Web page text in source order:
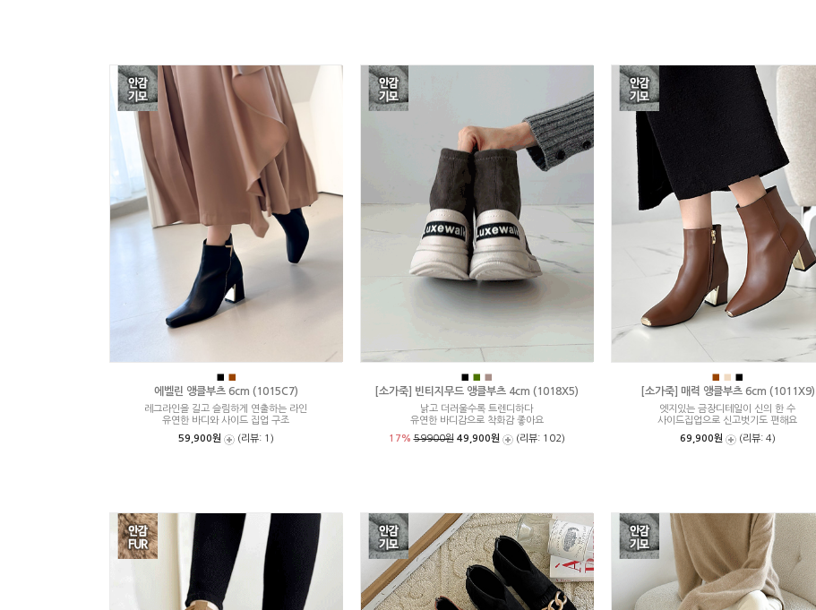
■ ■
에벨린 앵클부츠 6cm (1015C7)
레그라인을 길고 슬림하게 연출하는 라인
유연한 바디와 사이드 집업 구조
59,900원
(리뷰: 1)
■ ■ ■
[소가죽] 빈티지무드 앵클부츠 4cm (1018X5)
낡고 더러울수록 트렌디하다
유연한 바디감으로 착화감 좋아요
17%59900원 49,900원 (리뷰: 102)
■ ■ ■
[소가죽] 매력 앵클부츠 6cm (1011X9)
엣지있는 금장디테일이 신의 한 수
사이드집업으로 신고벗기도 편해요
69,900원
(리뷰: 4)